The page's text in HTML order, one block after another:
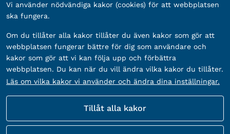
Bankgironummer: 5888-2333
Vi använder nödvändiga kakor (cookies) för att webbplatsen
ska fungera.
Om du tillåter alla kakor tillåter du även kakor som gör att
webbplatsen fungerar bättre för dig som användare och
kakor som gör att vi kan följa upp och förbättra
webbplatsen. Du kan när du vill ändra vilka kakor du tillåter.
Läs om vilka kakor vi använder och ändra dina inställningar.
Tillåt alla kakor